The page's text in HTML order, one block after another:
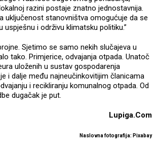
razini postaje znatno jednostavnija.
uključenost stanovništva omogućuje da se
uspješnu i održivu klimatsku politiku.”
Sjetimo se samo nekih slučajeva u
tako. Primjerice, odvajanja otpada. Unatoč
uloženih u sustav gospodarenja
i dalje među najneučinkovitijim članicama
i recikliranju komunalnog otpada. Od
dugačak je put.
Lupiga.Com
Naslovna fotografija: Pixabay